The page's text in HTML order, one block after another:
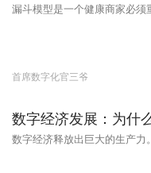
漏斗模型是一个健康商家必须
首席数字化官三爷
数字经济发展：为什
数字经济释放出巨大的生产力。